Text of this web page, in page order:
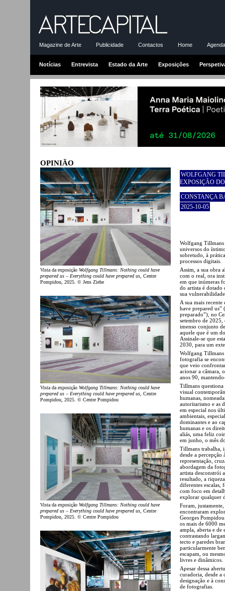
Magazine de Arte Publicidade Contactos Home
Notícias Entrevista Estado da Arte Exposições
OPINIÃO
Vista da exposição Wolfgang Tillmans: Nothing could have
prepared us – Everything could have prepared us , Centre
Pompidou, 2025. © Jens Ziehe
Vista da exposição Wolfgang Tillmans: Nothing could have
prepared us – Everything could have prepared us , Centre
Pompidou, 2025. © Centre Pompidou
Vista da exposição Wolfgang Tillmans: Nothing could have
prepared us – Everything could have prepared us , Centre
Pompidou, 2025. © Centre Pompidou
WOLFGANG
EXPOSIÇÃO
CONSTANÇA
2025-10-05
Wolfgang Tillmans
universos do
sobretudo, à
processos digitais.
Assim, a sua obra
com o real, ora
em que inúmeras
do artista é dotado
sua
A sua mais
have prepared us”
preparado”), no
setembro de 2025,
imenso conjunto
aquele que é um
Assinale-se que
2030, para um
Wolfgang
fotografia se
que veio
acionar a câmara,
anos 90,
Tillmans questiona
visual
humanas,
autoritarismo e as
em especial nos
ambientais,
dominantes e ao
humanas e os
aliás, uma feliz
em junho, o mês
Tillmans trabalha,
desde a
representação,
abordagem da
artista desconstrói
resultado, a
diferentes escalas,
com foco em
explorar qualquer
Foram,
encontraram
Georges
os mais de 6000
ampla, aberta e de
contrastando
tecto e paredes
particularmente
escapam, ou
livres e dinâmicos.
Apesar dessa
curadoria, desde a
designação e à
de fotografias.